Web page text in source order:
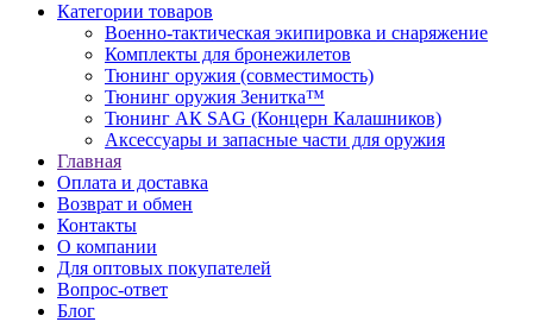
Категории товаров
Военно-тактическая экипировка и снаряжение
Комплекты для бронежилетов
Тюнинг оружия (совместимость)
Тюнинг оружия Зенитка™
Тюнинг АК SAG (Концерн Калашников)
Аксессуары и запасные части для оружия
Главная
Оплата и доставка
Возврат и обмен
Контакты
О компании
Для оптовых покупателей
Вопрос-ответ
Блог